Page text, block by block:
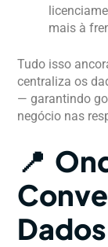
mais à
Tudo isso
centraliza os
— garantindo
negócio nas
📍